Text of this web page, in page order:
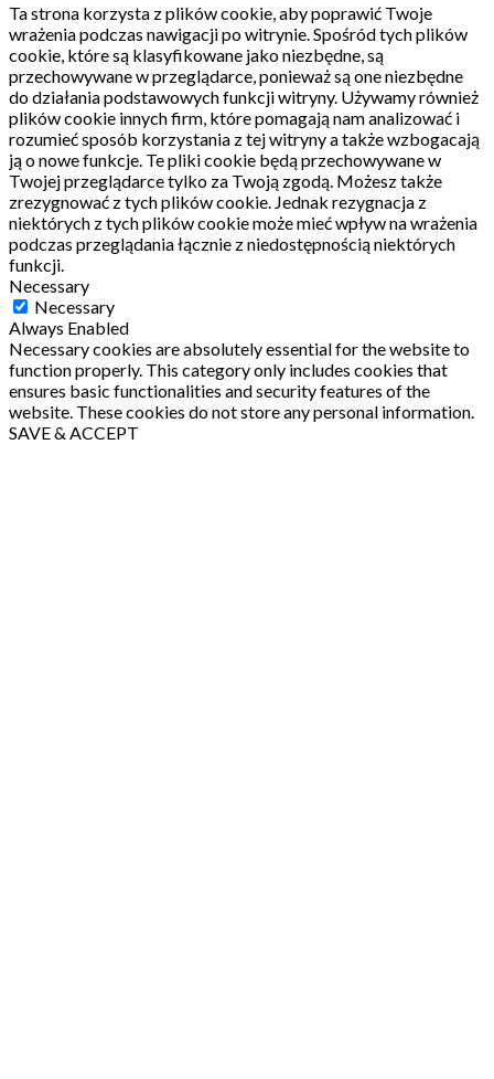
Ta strona korzysta z plików cookie, aby poprawić Twoje
wrażenia podczas nawigacji po witrynie. Spośród tych plików
cookie, które są klasyfikowane jako niezbędne, są
przechowywane w przeglądarce, ponieważ są one niezbędne
do działania podstawowych funkcji witryny. Używamy również
plików cookie innych firm, które pomagają nam analizować i
rozumieć sposób korzystania z tej witryny a także wzbogacają
ją o nowe funkcje. Te pliki cookie będą przechowywane w
Twojej przeglądarce tylko za Twoją zgodą. Możesz także
zrezygnować z tych plików cookie. Jednak rezygnacja z
niektórych z tych plików cookie może mieć wpływ na wrażenia
podczas przeglądania łącznie z niedostępnością niektórych
funkcji.
Necessary
Necessary
Always Enabled
Necessary cookies are absolutely essential for the website to
function properly. This category only includes cookies that
ensures basic functionalities and security features of the
website. These cookies do not store any personal information.
SAVE & ACCEPT